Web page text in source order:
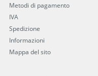
Metodi di pagamento
IVA
Spedizione
Informazioni
Mappa del sito